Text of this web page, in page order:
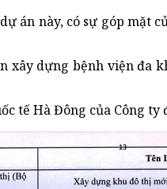
án này, có sự góp mặt
xây dựng bệnh viện đa
tế Hà Đông của Công ty